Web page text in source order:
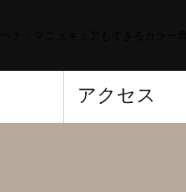
アクセス